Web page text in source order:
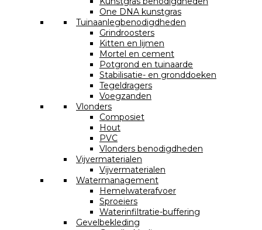
One DNA kunstgras
Tuinaanlegbenodigdheden
Grindroosters
Kitten en lijmen
Mortel en cement
Potgrond en tuinaarde
Stabilisatie- en gronddoeken
Tegeldragers
Voegzanden
Vlonders
Composiet
Hout
PVC
Vlonders benodigdheden
Vijvermaterialen
Vijvermaterialen
Watermanagement
Hemelwaterafvoer
Sproeiers
Waterinfiltratie-buffering
Gevelbekleding